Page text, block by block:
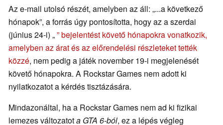
Az e-mail utolsó részét, amelyben az áll: „...a következő
hónapok”, a forrás úgy pontosította, hogy az a szerdai
(június 24-i) „” bejelentést követő hónapokra vonatkozik,
amelyben az árat és az előrendelési részleteket tették
közzé, nem pedig a játék november 19-i megjelenését
követő hónapokra. A Rockstar Games nem adott ki
nyilatkozatot a kérdés tisztázására.
Mindazonáltal, ha a Rockstar Games nem ad ki fizikai
lemezes változatota GTA 6-ból, ez a lépés végleg